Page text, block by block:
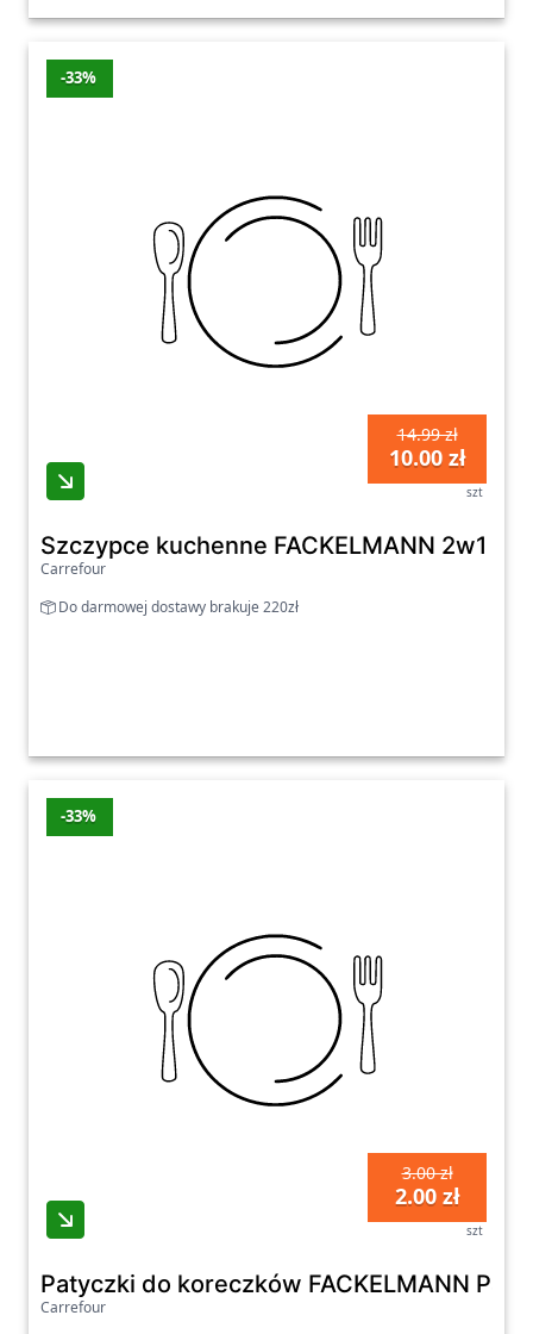
-33%
14.99 zł
10.00 zł
szt
Szczypce kuchenne FACKELMANN 2w1
Carrefour
Do darmowej dostawy brakuje 220zł
-33%
3.00 zł
2.00 zł
szt
Patyczki do koreczków FACKELMANN
Carrefour